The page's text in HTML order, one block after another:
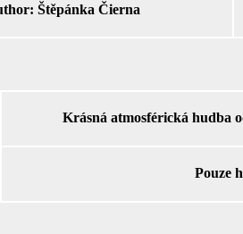
Štěpánka Čierna
Krásná atmosférická hudba
Pouze